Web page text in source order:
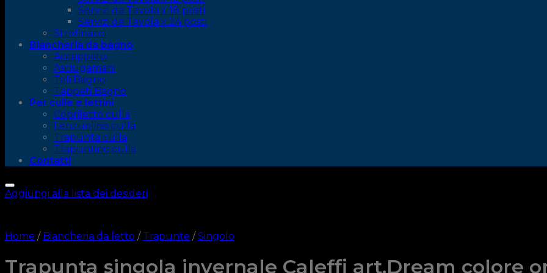
Servizi da Tavola x 18 posti
Servizi da Tavola x 24 posti
Strofinacci
Biancheria da bagno
Accappatoi
Asciugamani
Teli Bagno
Tappeti Bagno
Per culle e lettini
Copriletto culla
Lenzuolino culla
Trapunta culla
Trapuntino culla
Contatti
Aggiungi alla lista dei desideri
Home / Biancheria da letto / Trapunte / Singolo
Trapunta singola invernale Caleffi art.Dream colore